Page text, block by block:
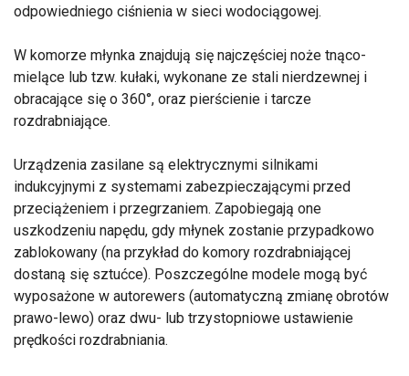
odpowiedniego ciśnienia w sieci wodociągowej.
W komorze młynka znajdują się najczęściej noże tnąco-
mielące lub tzw. kułaki, wykonane ze stali nierdzewnej i
obracające się o 360°, oraz pierścienie i tarcze
rozdrabniające.
Urządzenia zasilane są elektrycznymi silnikami
indukcyjnymi z systemami zabezpieczającymi przed
przeciążeniem i przegrzaniem. Zapobiegają one
uszkodzeniu napędu, gdy młynek zostanie przypadkowo
zablokowany (na przykład do komory rozdrabniającej
dostaną się sztućce). Poszczególne modele mogą być
wyposażone w autorewers (automatyczną zmianę obrotów
prawo-lewo) oraz dwu- lub trzystopniowe ustawienie
prędkości rozdrabniania.